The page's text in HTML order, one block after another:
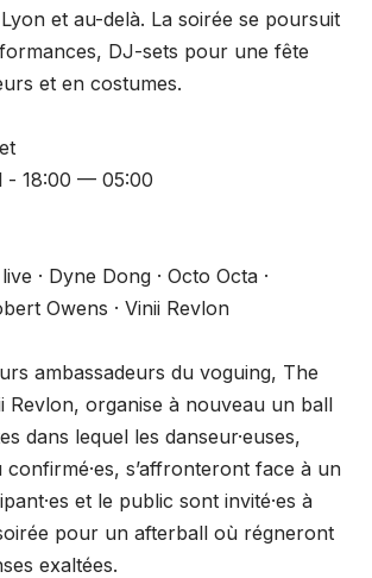
et au-delà. La soirée se poursuit
DJ-sets pour une fête
et en costumes.
- 18:00 — 05:00
· Dyne Dong · Octo Octa ·
Owens · Vinii Revlon
ambassadeurs du voguing, The
Revlon, organise à nouveau un ball
dans lequel les danseur·euses,
confirmé·es, s’affronteront face à un
et le public sont invité·es à
pour un afterball où régneront
exaltées.